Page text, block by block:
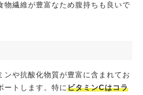
物繊維が豊富なため腹持ちも良いで
ンや抗酸化物質が豊富に含まれてお
ートします。特にビタミンCはコラ